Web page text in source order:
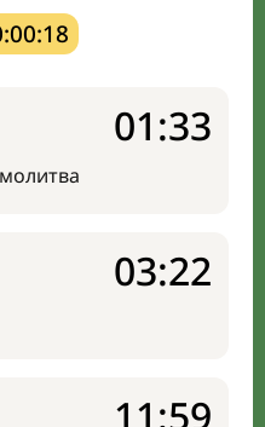
01:33
03:22
11:59